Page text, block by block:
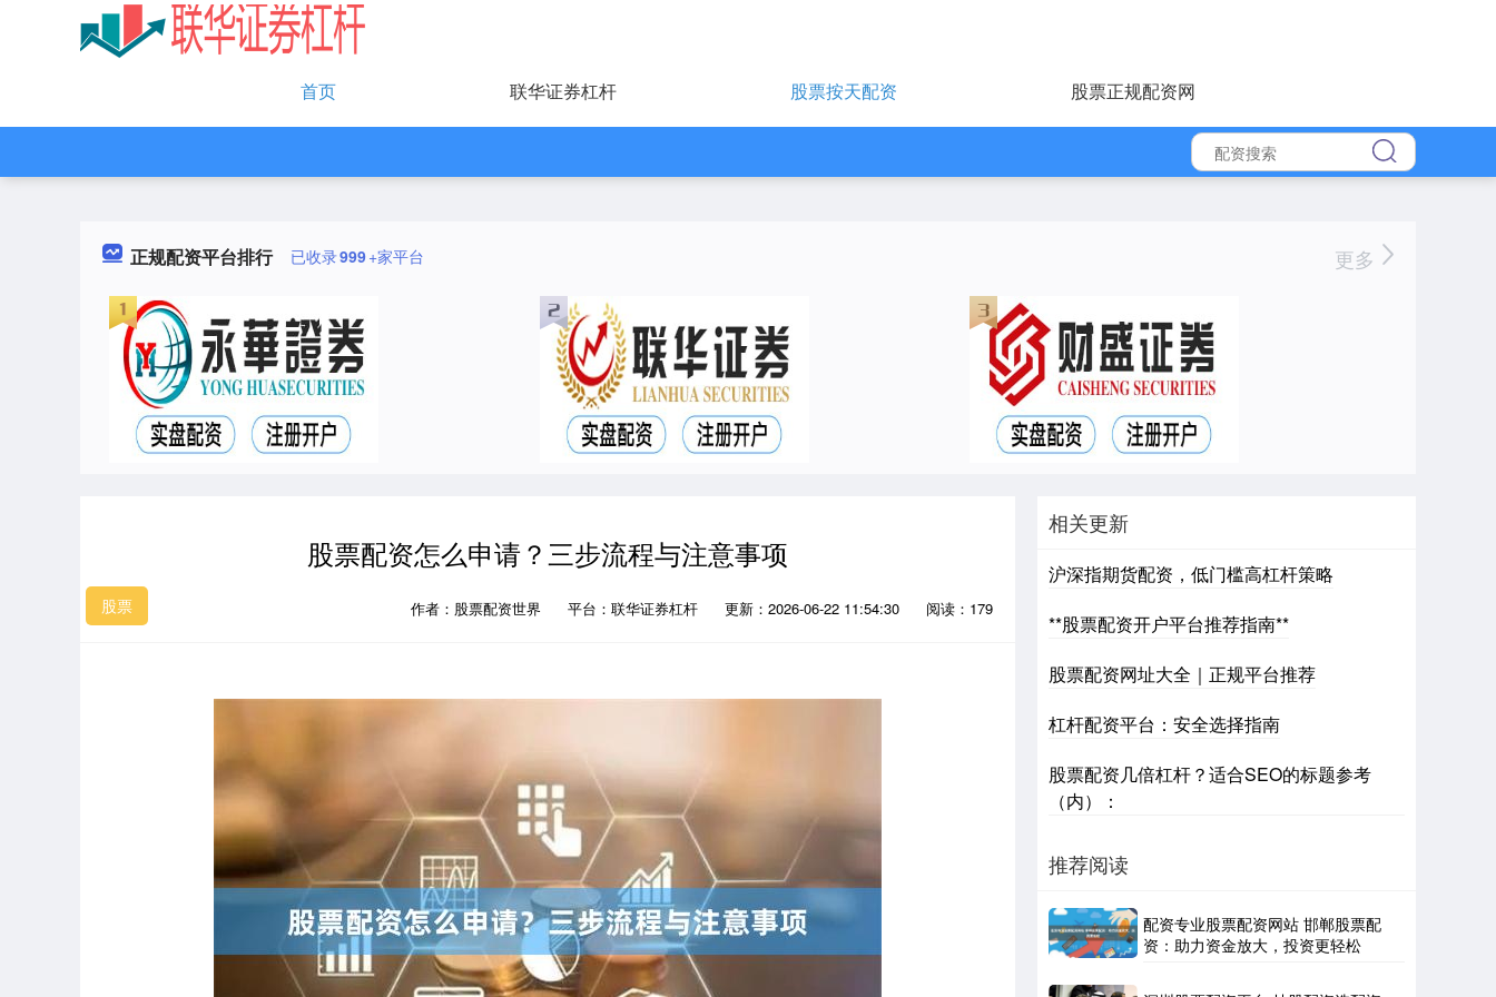
首页 联华证券杠杆 股票按天配资 股票正规配资网
正规配资平台排行 已收录999+家平台 更多
股票配资怎么申请？三步流程与注意事项
股票 作者：股票配资世界 平台：联华证券杠杆 更新：2026-06-22 11:54:30 阅读：179
相关更新
沪深指期货配资，低门槛高杠杆策略
**股票配资开户平台推荐指南**
股票配资网址大全｜正规平台推荐
杠杆配资平台：安全选择指南
股票配资几倍杠杆？适合SEO的标题参考
（内）：
推荐阅读
配资专业股票配资网站 邯郸股票配
资：助力资金放大，投资更轻松